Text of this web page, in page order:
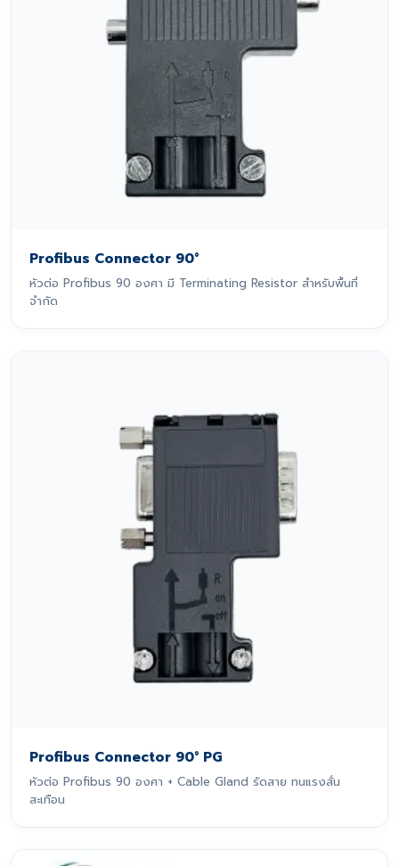
Profibus Connector 90°
หัวต่อ Profibus 90 องศา มี Terminating Resistor สำหรับพื้นที่
จำกัด
Profibus Connector 90° PG
หัวต่อ Profibus 90 องศา + Cable Gland รัดสาย ทนแรงสั่น
สะเทือน